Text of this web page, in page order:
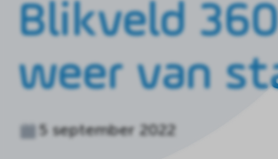
de
homepagina
Blikveld 360
weer van
5 september 2022